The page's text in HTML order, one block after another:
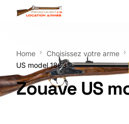
Home Choisissez votre arme
US model 1863
Zouave US